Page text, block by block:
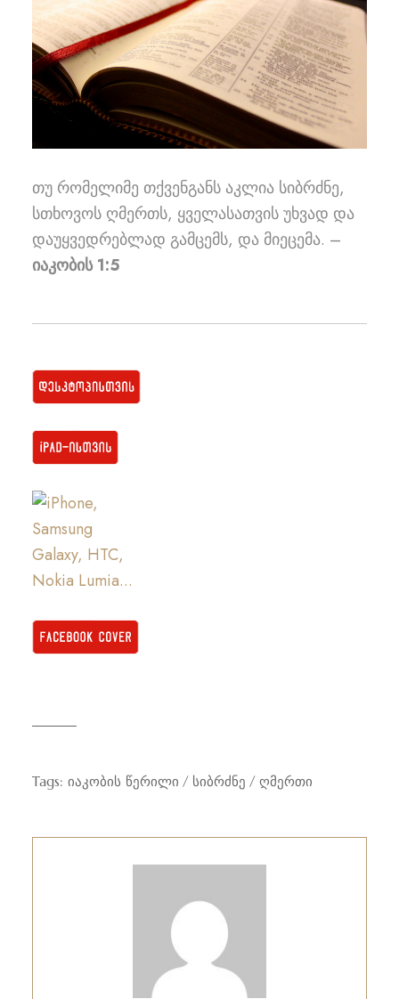
თუ რომელიმე თქვენგანს აკლია სიბრძნე,
სთხოვოს ღმერთს, ყველასათვის უხვად და
დაუყვედრებლად გამცემს, და მიეცემა. –
იაკობის 1:5
Tags: იაკობის წერილი სიბრძნე ღმერთი